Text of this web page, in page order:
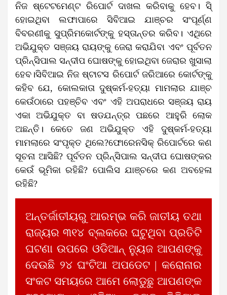
ନିଜ ଷ୍ଟେଟମେଣ୍ଟ ରିପୋର୍ଟ ଦାଖଲ କରିବାକୁ ହେବ। ସି୍
ହୋଇଥିବା ଲଫାପାରେ ସିବିଆଇ ଯାଞ୍ଚର ସଂପୂର୍ଣ୍ଣ
ବିବରଣୀକୁ ସୁପ୍ରିମକୋର୍ଟଙ୍କୁ ହସ୍ତାନ୍ତର କରିବ। ଏଥିରେ
ଅଭିଯୁକ୍ତ ସଞ୍ଜୟ ରାୟଙ୍କୁ ଜେରା କରାଯିବା ଏବଂ ପୂର୍ବତନ
ପ୍ରିନ୍ସିପାଲ ସନ୍ଦୀପ ଘୋଷଙ୍କୁ ହୋଇଥିବା ଜେରାର ଖୁସାଲା
ହେବ।ସିବିଆଇ ନିଜ ଷ୍ଟାଟସ ରିପୋର୍ଟ ଜରିଆରେ କୋର୍ଟଙ୍କୁ
କହିବ ଯେ, କୋଲକାତା ଦୁଷ୍କର୍ମ-ହତ୍ୟା ମାମଲାର ଯାଞ୍ଚ
କେଉଁଠାରେ ପହଞ୍ଚିବ ଏବଂ ଏହି ଅପରାଧରେ ସଞ୍ଜୟ ରାୟ
ଏକା ଅଭିଯୁକ୍ତ ବା ଷଡଯନ୍ତ୍ର ପଛରେ ଆହୁରି ଲୋକ
ଅଛନ୍ତି। କେତେ ଜଣ ଅଭିଯୁକ୍ତ ଏହି ଦୁଷ୍କର୍ମ-ହତ୍ୟା
ମାମଲାରେ ସଂପୃକ୍ତ ଥିଲେ?ଫୋରେନସିକ୍ ରିପୋର୍ଟରେ କଣ
ସୂଚନା ଆସିଛି? ପୂର୍ବତନ ପ୍ରିନ୍ସିପାଲ ସନ୍ଦୀପ ଘୋଷଙ୍କର
କେଉଁ ଭୂମିକା ରହିଛି? ପୋଲିସ ଯାଞ୍ଚରେ କଣ ଅବହେଳା
ରହିଛି?
ଅନ୍ତର୍ଜାତୀୟରୁ ଆରମ୍ଭ କରି ଜାତୀୟ ତଥା
ରାଜ୍ୟର ୩୧୪ ବ୍ଲକରେ ଘଟୁଥିବା ପ୍ରତିଟି
ଘଟଣା ଉପରେ ଓଡିଆନ୍ ନ୍ୟୁଜ ଆପଣଙ୍କୁ
ଦେଉଛି ୨୪ ଘଂଟିଆ ଅପଡେଟ | କରୋନାର
ସଂକଟ ସମୟରେ ଆମେ ଲୋଡୁଛୁ ଆପଣଙ୍କ